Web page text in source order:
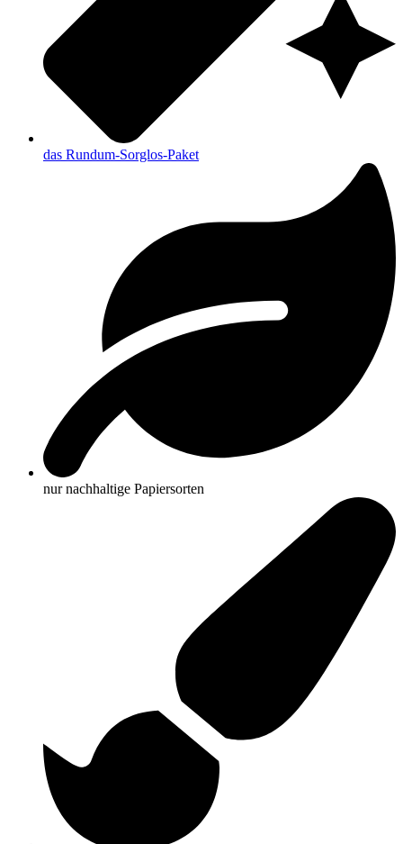
das Rundum-Sorglos-Paket
nur nachhaltige Papiersorten